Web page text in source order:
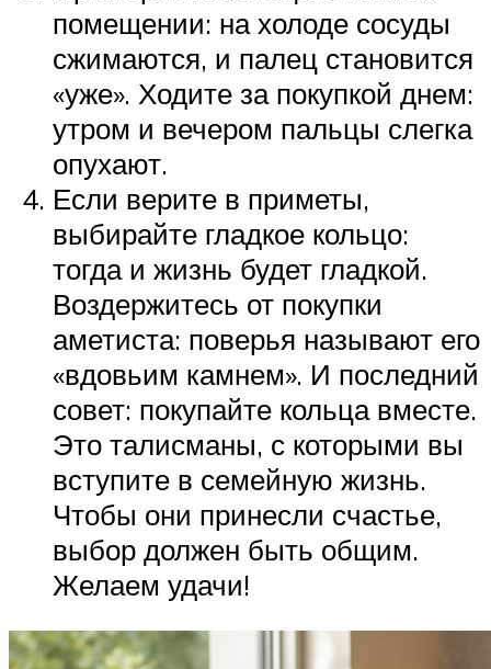
помещении: на холоде сосуды
сжимаются, и палец становится
«уже». Ходите за покупкой днем:
утром и вечером пальцы слегка
опухают.
Если верите в приметы,
выбирайте гладкое кольцо:
тогда и жизнь будет гладкой.
Воздержитесь от покупки
аметиста: поверья называют его
«вдовьим камнем». И последний
совет: покупайте кольца вместе.
Это талисманы, с которыми вы
вступите в семейную жизнь.
Чтобы они принесли счастье,
выбор должен быть общим.
Желаем удачи!